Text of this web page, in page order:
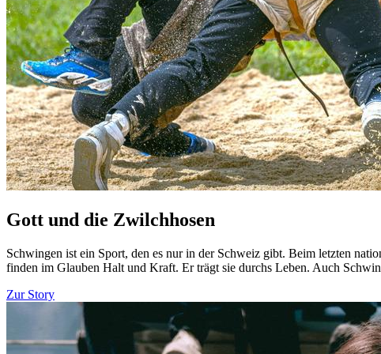
Gott und die Zwilchhosen
Schwingen ist ein Sport, den es nur in der Schweiz gibt. Beim letzten
finden im Glauben Halt und Kraft. Er trägt sie durchs Leben. Auch
Zur Story